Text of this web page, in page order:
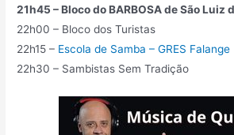
21h45 – Bloco do BARBOSA de São Luiz
22h00 – Bloco dos Turistas
22h15 – Escola de Samba – GRES Falange
22h30 – Sambistas Sem Tradição